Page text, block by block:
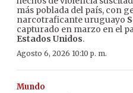
más poblada del país, con
narcotraficante uruguayo
capturado en marzo en el
Estados Unidos.
Agosto 6, 2026 10:10 p. m.
Mundo